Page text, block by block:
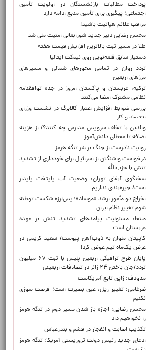
پرداخت مطالبات بازنشستگان در اولویت تأمین
اجتماعی؛ پیگیری برای تأمین منابع ادامه دارد
مراقب علائم هپاتیت باشید!
محسن رضایی دبیر جدید شورایعالی امنیت ملی شد
طلا در مسیر ثبت بالاترین افزایش قیمت هفته
دستیار سابق قلعه‌نویی روی نیمکت ایتالیا
تردد روان در تمامی محورهای شمالی و مسیرهای
مرزهای اربعین
ترکیه، عربستان و پاکستان امروز در جده توافقنامه
نظامی مشترک امضا می‌کنند
بررسی ضوابط افزایش اعتبار کالابرگ در نشست وزرای
اقتصاد و کار
والدین با تخلف سرویس مدارس چه کنند؟/ از هزینه
اضافه تا معطلی دانش‌آموز
روایت نادرست از جنگ بر سَر تنگه هرمز
درخواست واشنگتن از اسرائیل برای خودداری از تشدید
تنش با حزب‌الله
سخنگوی آبفای تهران: وضعیت آب پایتخت پایدار
است/ جیره‌بندی نداریم
اخراج دو مأمور ارشد «موساد»؛ پس‌لرزه شکست توطئه
شوم تغییر نظام ایران
صنعا: مسئولیت پیامدهای تشدید تنش بر عهده
عربستان است
کاپیتان ملوان به ذوب‌آهن پیوست/ سعید کریمی در
عرض یک‌ماه تیم عوض کرد!
پایان طرح ترافیکی اربعین پلیس با ثبت ۶۷ میلیون
تردد/جان باختن ۲۴ زائر در تصادفات اربعینی
مدودف: ژاپن تابع آمریکاست
ضرغامی: تغییر ریل، عین بصیرت است؛ فرصت سوزی
نکنیم
محسن رضایی: اجازه باز شدن مسیر دوم در تنگه هرمز
را نخواهیم داد
تکذیب اصابت و انفجار در قشم و بندرعباس
ادعای جدید رئیس دولت تروریستی آمریکا: تنگه هرمز